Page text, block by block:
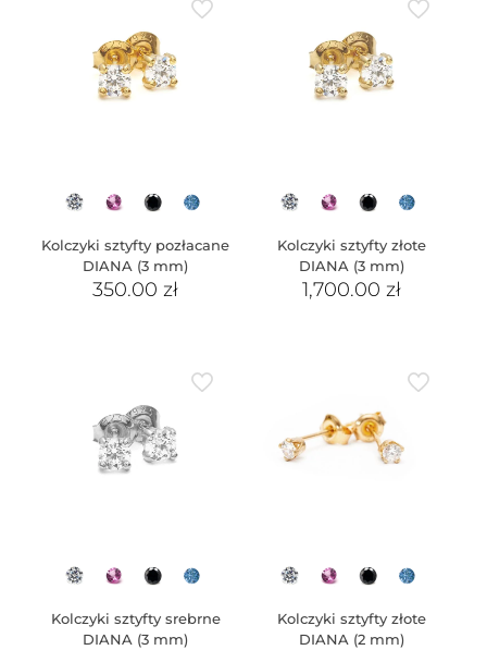
Kolczyki sztyfty pozłacane
DIANA (3 mm)
350.00zł
Kolczyki sztyfty złote
DIANA (3 mm)
1,700.00 zł
Kolczyki sztyfty srebrne
DIANA (3 mm)
Kolczyki sztyfty złote
DIANA (2 mm)